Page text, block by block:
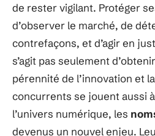
de rester vigilant. Protéger
d’observer le marché, de
contrefaçons, et d’agir en
s’agit pas seulement
pérennité de l’innovation et
concurrents se jouent aussi
l’univers numérique, les
devenus un nouvel enjeu.